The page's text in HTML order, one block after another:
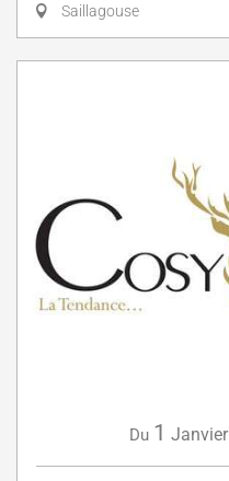
Saillagouse
Du 1 Janvier